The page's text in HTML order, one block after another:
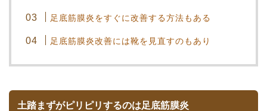
足底筋膜炎をすぐに改善する方法もある
足底筋膜炎改善には靴を見直すのもあり
土踏まずがピリピリするのは足底筋膜炎